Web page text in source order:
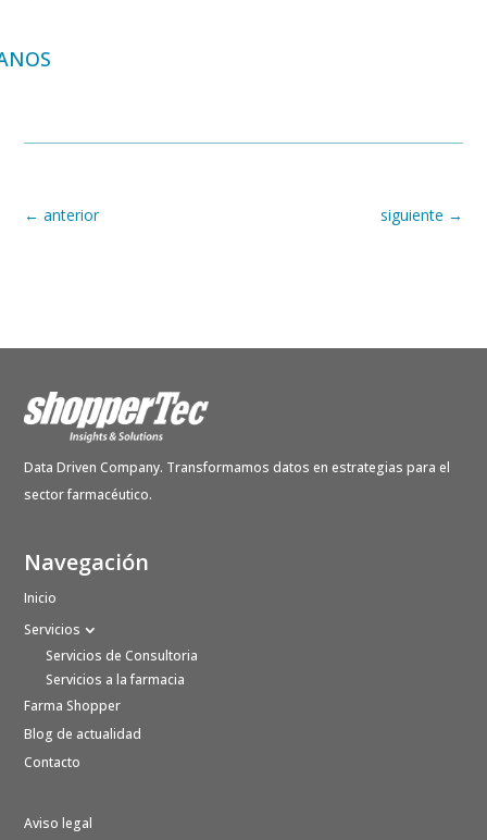
←anterior siguiente →
Data Driven Company. Transformamos datos en estrategias para el
sector farmacéutico.
Navegación
Inicio
Servicios
Servicios de Consultoria
Servicios a la farmacia
Farma Shopper
Blog de actualidad
Contacto
Aviso legal